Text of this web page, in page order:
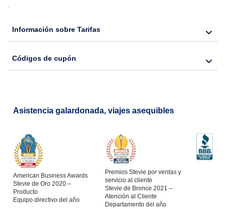
.
Información sobre Tarifas
Códigos de cupón
Asistencia galardonada, viajes asequibles
American Business Awards
Stevie de Oro 2020 –
Producto
Equipo directivo del año
Premios Stevie por ventas y
servicio al cliente
Stevie de Bronce 2021 –
Atención al Cliente
Departamento del año